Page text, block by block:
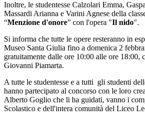
Inoltre, le studentesse Calzolari Emma,
Massardi Arianna e Varini Agnese della
“Menzione d'onore” con l'opera "Il nido".
Si informa che tutte le opere resteranno in
Museo Santa Giulia fino a domenica 2
gratuitamente dalle ore 10:00 alle ore 18:00,
Giovanni Piamarta.
A tutte le studentesse e a tutti gli studenti
hanno partecipato al concorso con le loro
Alberto Goglio che li ha guidati, vanno i
Scolastico e dell'intera comunità del Liceo